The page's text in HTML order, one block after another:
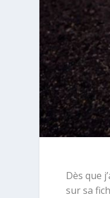
Dès que
sur sa